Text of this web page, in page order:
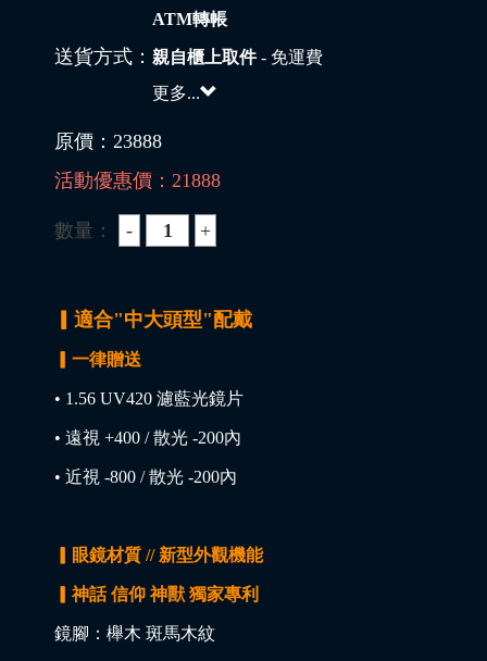
ATM轉帳
送貨方式： 親自櫃上取件- 免運費
更多...
原價： 23888
活動優惠價： 21888
數量：
▎適合"中大頭型"配戴
▎一律贈送
• 1.56 UV420 濾藍光鏡片
• 遠視 +400 / 散光 -200內
• 近視 -800 / 散光 -200內
▎眼鏡材質 // 新型外觀機能
▎神話 信仰 神獸 獨家專利
鏡腳：櫸木 斑馬木紋